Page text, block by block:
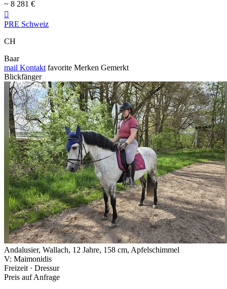
~ 8 281 €

PRE Schweiz
CH
Baar
mail Kontakt favorite Merken Gemerkt
Blickfänger
Andalusier, Wallach, 12 Jahre, 158 cm, Apfelschimmel
V: Maimonidis
Freizeit · Dressur
Preis auf Anfrage